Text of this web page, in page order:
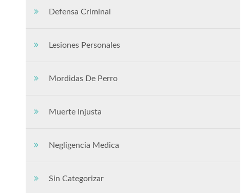
Defensa Criminal
Lesiones Personales
Mordidas De Perro
Muerte Injusta
Negligencia Medica
Sin Categorizar